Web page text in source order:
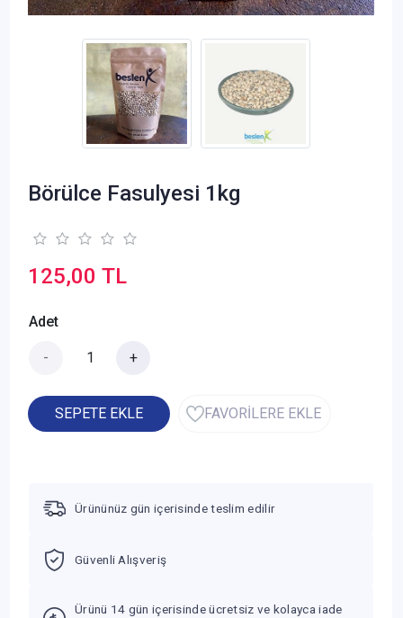
Börülce Fasulyesi 1kg
125,00 TL
Adet
- +
SEPETE EKLE FAVORİLERE EKLE
Ürününüz gün içerisinde teslim edilir
Güvenli Alışveriş
Ürünü 14 gün içerisinde ücretsiz ve kolayca iade